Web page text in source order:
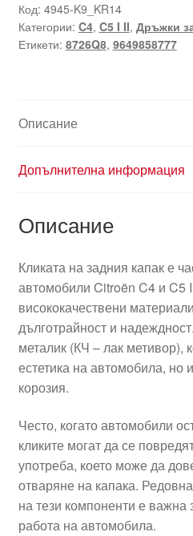
Код: 4945-K9_KR14
Категории: C4, C5 I II, Дръжки
Етикети: 8726Q8, 9649858777
Описание
Допълнителна информация
Описание
Кликата на задния капак е
автомобили Citroën C4 и C5
висококачествени
дълготрайност и
металик (КЧ – лак метивор),
естетика на автомобила, но
корозия.
Често, когато автомобили
кликите могат да се
употреба, което може да
отваряне на капака.
на тези компоненти е важна
работа на автомобила.